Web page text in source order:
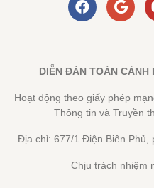
DIỄN ĐÀN TOÀN CẢNH
Hoạt động theo giấy phép
Thông tin và Truyền
Địa chỉ: 677/1 Điện Biên Phủ,
Chịu trách nhiệm